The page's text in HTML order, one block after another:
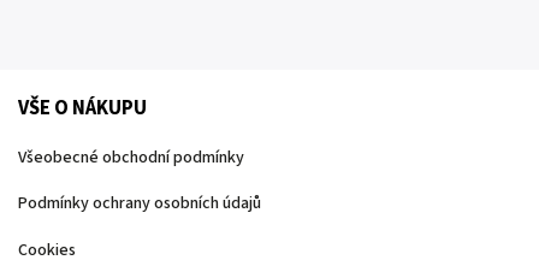
VŠE O NÁKUPU
Všeobecné obchodní podmínky
Podmínky ochrany osobních údajů
Cookies